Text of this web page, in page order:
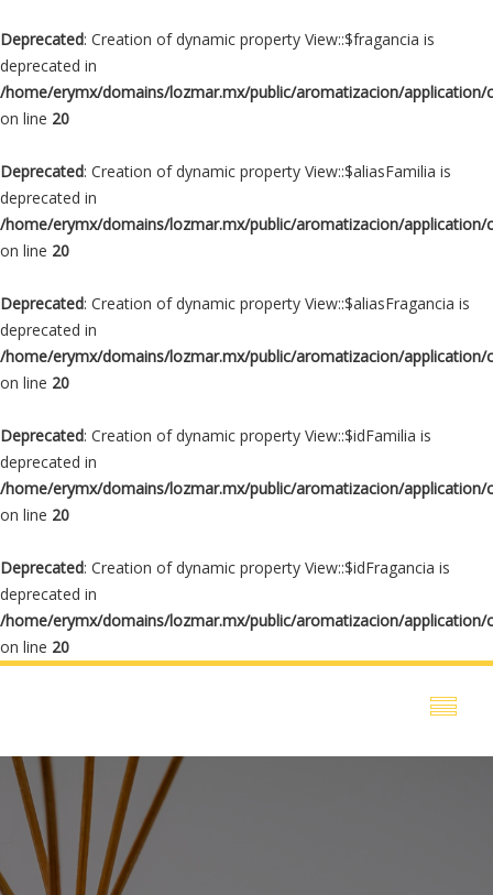
Deprecated: Creation of dynamic property View::$fragancia is
deprecated in
/home/erymx/domains/lozmar.mx/public/aromatizacion/application/
on line 20
Deprecated: Creation of dynamic property View::$aliasFamilia is
deprecated in
/home/erymx/domains/lozmar.mx/public/aromatizacion/application/
on line 20
Deprecated: Creation of dynamic property View::$aliasFragancia is
deprecated in
/home/erymx/domains/lozmar.mx/public/aromatizacion/application/
on line 20
Deprecated: Creation of dynamic property View::$idFamilia is
deprecated in
/home/erymx/domains/lozmar.mx/public/aromatizacion/application/
on line 20
Deprecated: Creation of dynamic property View::$idFragancia is
deprecated in
/home/erymx/domains/lozmar.mx/public/aromatizacion/application/
on line 20